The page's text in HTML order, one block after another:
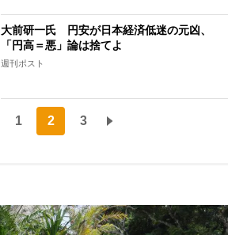
大前研一氏 円安が日本経済低迷の元凶、
「円高＝悪」論は捨てよ
週刊ポスト
1 2 3